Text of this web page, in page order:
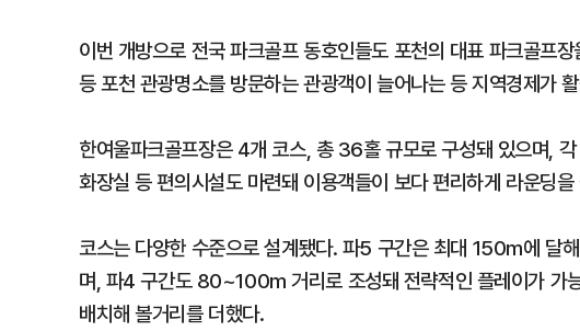
이번 개방으로 전국 파크골프 동호인들도 포천의 대표 파크골프
등 포천 관광명소를 방문하는 관광객이 늘어나는 등 지역경제가
한여울파크골프장은 4개 코스, 총 36홀 규모로 구성돼 있으며,
화장실 등 편의시설도 마련돼 이용객들이 보다 편리하게 라운딩
코스는 다양한 수준으로 설계됐다. 파5 구간은 최대 150m에 달
며, 파4 구간도 80~100m 거리로 조성돼 전략적인 플레이가 가
배치해 볼거리를 더했다.